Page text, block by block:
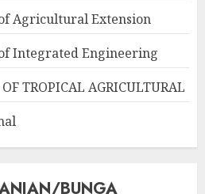
Agricultural Extension
Integrated Engineering
TROPICAL AGRICULTURAL
BUNGA